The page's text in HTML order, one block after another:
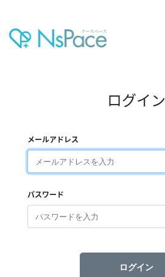
ログイン
メールアドレス
パスワード
ログイン